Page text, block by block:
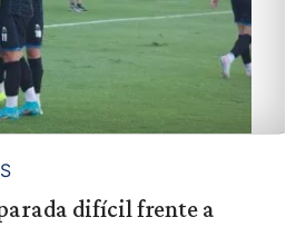
difícil frente a